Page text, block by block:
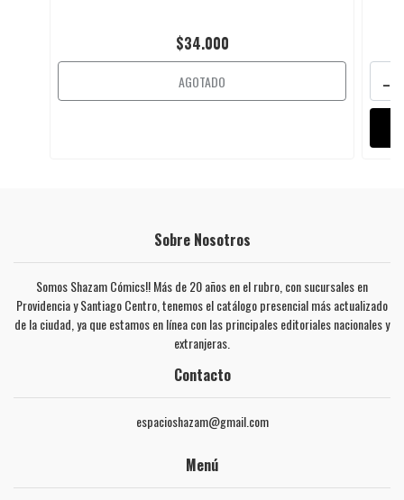
$34.000
AGOTADO -
Sobre Nosotros
Somos Shazam Cómics!! Más de 20 años en el rubro, con sucursales en
Providencia y Santiago Centro, tenemos el catálogo presencial más actualizado
de la ciudad, ya que estamos en línea con las principales editoriales nacionales y
extranjeras.
Contacto
espacioshazam@gmail.com
Menú